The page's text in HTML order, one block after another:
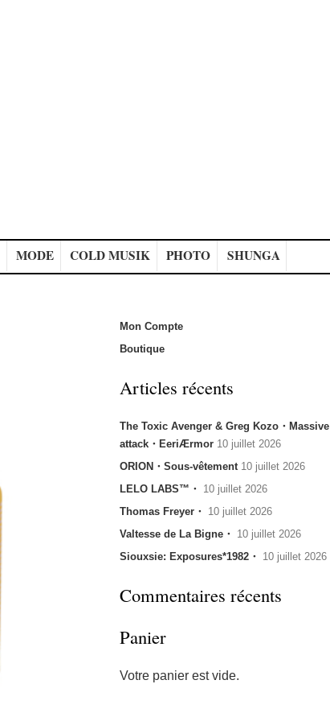
MODE COLD MUSIK PHOTO SHUNGA
Mon Compte
Boutique
Articles récents
The Toxic Avenger & Greg Kozo・Massive
attack・EeriÆrmor 10 juillet 2026
ORION・Sous-vêtement 10 juillet 2026
LELO LABS™・ 10 juillet 2026
Thomas Freyer・ 10 juillet 2026
Valtesse de La Bigne・ 10 juillet 2026
Siouxsie: Exposures*1982・ 10 juillet 2026
Commentaires récents
Panier
Votre panier est vide.